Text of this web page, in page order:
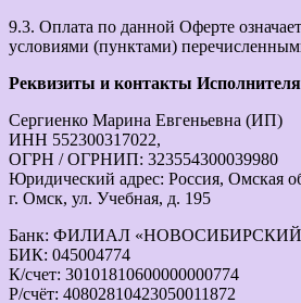
9.3. Оплата по данной Оферте
условиями (пунктами)
Реквизиты и контакты
Сергиенко Марина Евгеньевна (ИП)
ИНН 552300317022,
ОГРН / ОГРНИП: 323554300039980
Юридический адрес: Россия, Омская
г. Омск, ул. Учебная, д. 195
Банк: ФИЛИАЛ
БИК: 045004774
К/счет: 30101810600000000774
Р/счёт: 40802810423050011872